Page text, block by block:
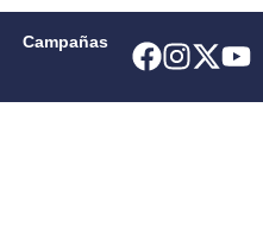
Campañas